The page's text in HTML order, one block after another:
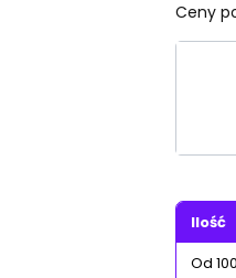
Ceny
Ilość
Od